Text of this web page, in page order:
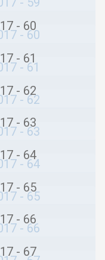
- 60
- 61
- 62
- 63
- 64
- 65
- 66
- 67